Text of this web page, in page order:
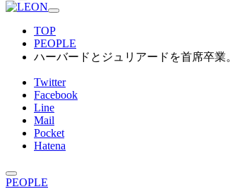
TOP
PEOPLE
ハーバードとジュリアードを首席卒業
Twitter
Facebook
Line
Mail
Pocket
Hatena
PEOPLE